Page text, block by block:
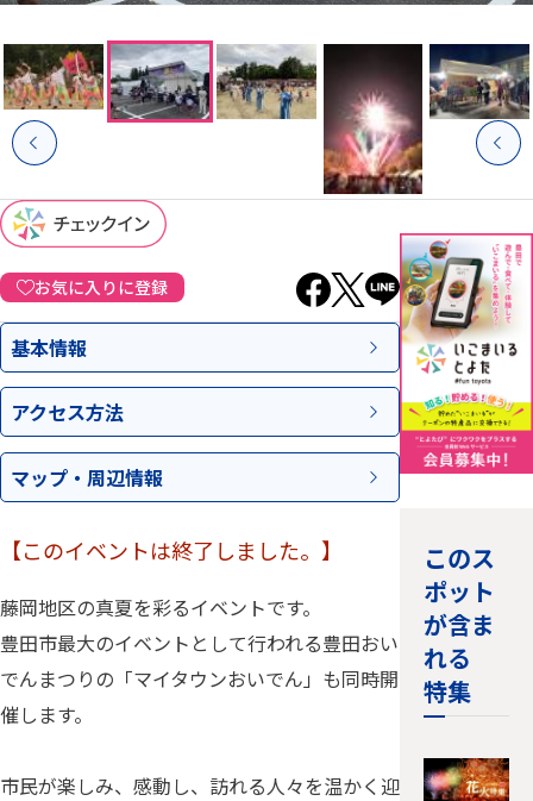
お気に入りに登録
基本情報
アクセス方法
マップ・ 周辺情報
【このイベントは終了しました。】
藤岡地区の真夏を彩るイベントです。
豊田市最大のイベントとして行われる豊田おい
でんまつりの「マイタウンおいでん」も同時開
催します。
市民が楽しみ、感動し、訪れる人々を温かく迎
このス
ポット
が含ま
れる
特集